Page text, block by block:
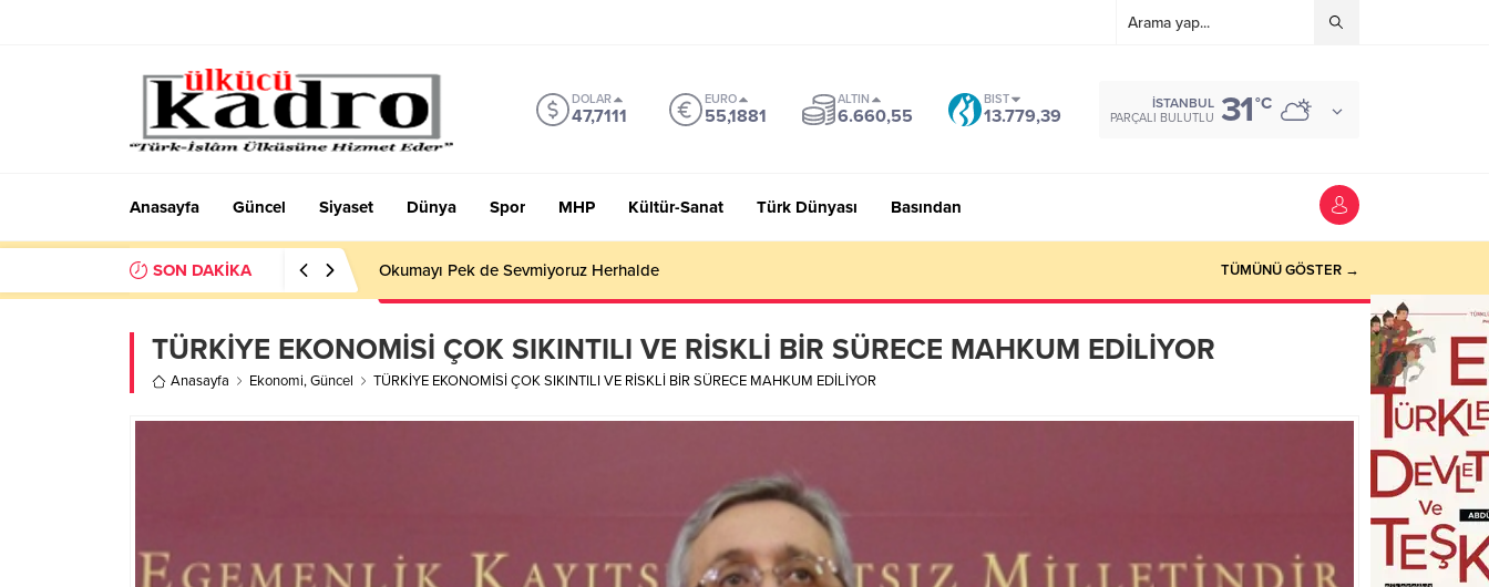
DOLAR
47,7111
EURO
55,1881
ALTIN
6.660,55
BIST
13.779,39
İSTANBUL
PARÇALI BULUTLU 31°C
Anasayfa Güncel Siyaset Dünya Spor MHP Kültür-Sanat Türk Dünyası Basından
SON DAKİKA Okumayı Pek de Sevmiyoruz Herhalde TÜMÜNÜ GÖSTER →
TÜRKİYE EKONOMİSİ ÇOK SIKINTILI VE RİSKLİ BİR SÜRECE MAHKUM EDİLİYOR
Anasayfa Ekonomi,Güncel TÜRKİYE EKONOMİSİ ÇOK SIKINTILI VE RİSKLİ BİR SÜRECE MAHKUM EDİLİYOR